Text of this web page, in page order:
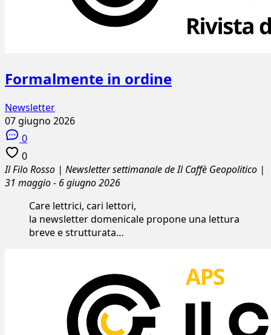
Formalmente in ordine
Newsletter
07 giugno 2026
0
0
Il Filo Rosso | Newsletter settimanale de Il Caffè Geopolitico |
31 maggio - 6 giugno 2026
Care lettrici, cari lettori,
la newsletter domenicale propone una lettura
breve e strutturata…